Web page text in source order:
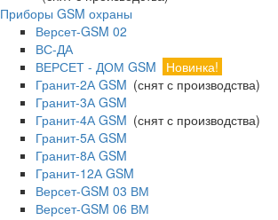
Приборы GSM охраны
Версет-GSM 02
ВС-ДА
ВЕРСЕТ - ДОМ GSM
Новинка!
Гранит-2А GSM (снят с производства)
Гранит-3А GSM
Гранит-4А GSM (снят с производства)
Гранит-5А GSM
Гранит-8А GSM
Гранит-12А GSM
Версет-GSM 03 ВМ
Версет-GSM 06 ВМ